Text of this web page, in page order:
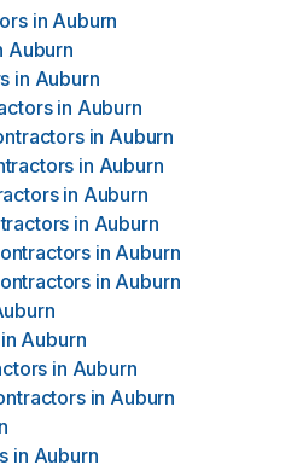
in Auburn
Auburn
in Auburn
in Auburn
in Auburn
in Auburn
in Auburn
in Auburn
in Auburn
in Auburn
in Auburn
in Auburn
in Auburn
in Auburn